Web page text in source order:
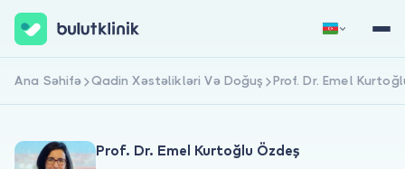
Qeydiyyat Daxil Ol
Ana Səhifə Qadin Xəstəlikləri Və Doğuş Prof. Dr. Emel
Prof. Dr. Emel Kurtoğlu Özdeş